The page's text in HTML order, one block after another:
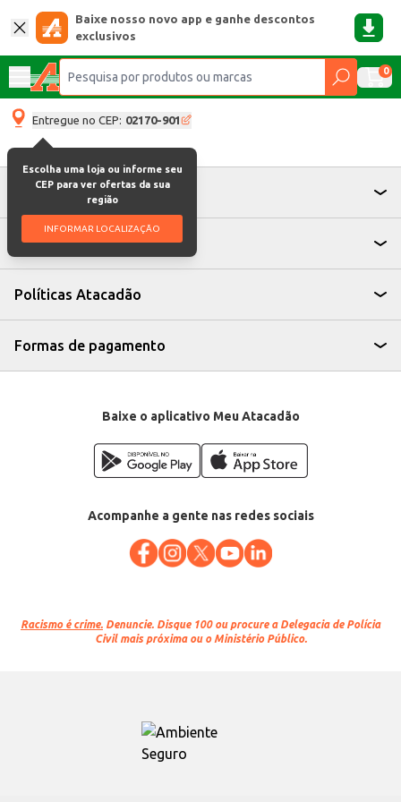
Baixe nosso novo app e ganhe descontos
exclusivos
0
Entregue no CEP: 02170-901
Escolha uma loja ou informe seu
CEP para ver ofertas da sua
região
INFORMAR LOCALIZAÇÃO
Atendimento
Institucional
Políticas Atacadão
Formas de pagamento
Baixe o aplicativo Meu Atacadão
Acompanhe a gente nas redes sociais
Racismo é crime. Denuncie. Disque 100 ou procure a Delegacia de Polícia
Civil mais próxima ou o Ministério Público.